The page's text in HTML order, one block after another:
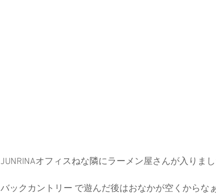
JUNRINAオフィスねな隣にラーメン屋さんが入りまし
バックカントリー で遊んだ後はおなかが空くからなぁ